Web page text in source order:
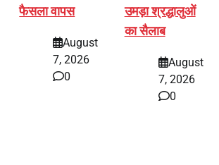
फैसला वापस
August
7, 2026
0
उमड़ा श्रद्धालुओं
का सैलाब
August
7, 2026
0